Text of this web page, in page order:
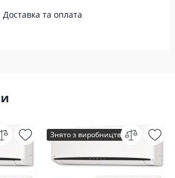
Доставка та оплата
Знято з виробництва